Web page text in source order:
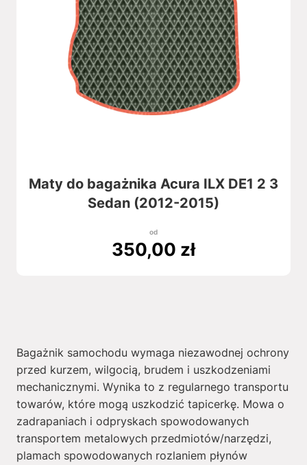
Maty do bagażnika Acura ILX DE1 2 3
Sedan (2012-2015)
od
350,00 zł
Bagażnik samochodu wymaga niezawodnej ochrony
przed kurzem, wilgocią, brudem i uszkodzeniami
mechanicznymi. Wynika to z regularnego transportu
towarów, które mogą uszkodzić tapicerkę. Mowa o
zadrapaniach i odpryskach spowodowanych
transportem metalowych przedmiotów/narzędzi,
plamach spowodowanych rozlaniem płynów